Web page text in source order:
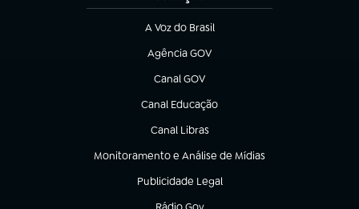
A Voz do Brasil
(abre em nova aba)
Agência GOV
(abre em nova aba)
Canal GOV
(abre em nova aba)
Canal Educação
(abre em nova aba)
Canal Libras
(abre em nova aba)
Monitoramento e Análise de Mídias
(abre em nova aba)
Publicidade Legal
(abre em nova aba)